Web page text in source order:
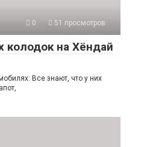
0 51 просмотров
колодок на Хёндай
Все знают, что у них